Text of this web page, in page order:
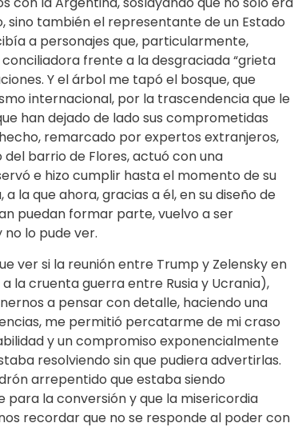
sino también el representante de un Estado
a personajes que, particularmente,
frente a la desgraciada “grieta
Y el árbol me tapó el bosque, que
internacional, por la trascendencia que le
han dejado de lado sus comprometidas
remarcado por expertos extranjeros,
barrio de Flores, actuó con una
e hizo cumplir hasta el momento de su
la que ahora, gracias a él, en su diseño de
puedan formar parte, vuelvo a ser
lo pude ver.
ver si la reunión entre Trump y Zelensky en
la cruenta guerra entre Rusia y Ucrania),
a pensar con detalle, haciendo una
me permitió percatarme de mi craso
y un compromiso exponencialmente
resolviendo sin que pudiera advertirlas.
arrepentido que estaba siendo
para la conversión y que la misericordia
recordar que no se responde al poder con